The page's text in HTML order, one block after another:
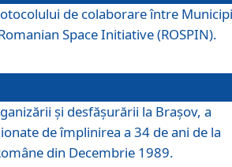
de colaborare între
Space Initiative (ROSPIN).
şi desfăşurării la Braşov, a
de împlinirea a 34 de ani de la
din Decembrie 1989.